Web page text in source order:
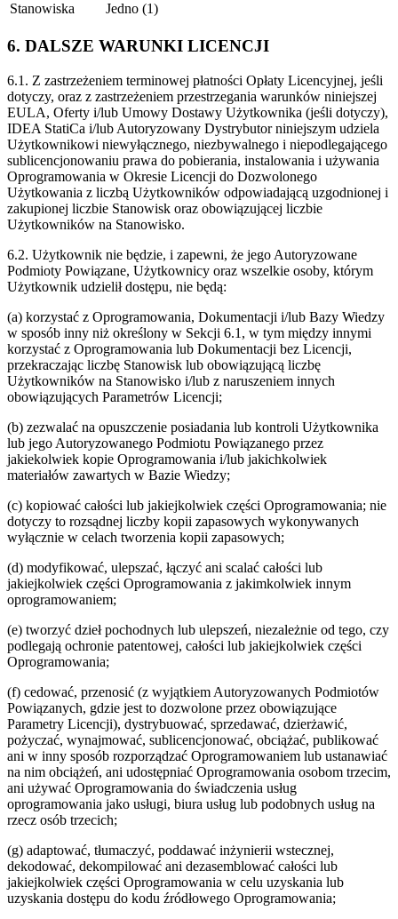
Stanowiska
Jedno (1)
6. DALSZE WARUNKI LICENCJI
6.1. Z zastrzeżeniem terminowej płatności Opłaty Licencyjnej, jeśli
dotyczy, oraz z zastrzeżeniem przestrzegania warunków niniejszej
EULA, Oferty i/lub Umowy Dostawy Użytkownika (jeśli dotyczy),
IDEA StatiCa i/lub Autoryzowany Dystrybutor niniejszym udziela
Użytkownikowi niewyłącznego, niezbywalnego i niepodlegającego
sublicencjonowaniu prawa do pobierania, instalowania i używania
Oprogramowania w Okresie Licencji do Dozwolonego
Użytkowania z liczbą Użytkowników odpowiadającą uzgodnionej i
zakupionej liczbie Stanowisk oraz obowiązującej liczbie
Użytkowników na Stanowisko.
6.2. Użytkownik nie będzie, i zapewni, że jego Autoryzowane
Podmioty Powiązane, Użytkownicy oraz wszelkie osoby, którym
Użytkownik udzielił dostępu, nie będą:
(a) korzystać z Oprogramowania, Dokumentacji i/lub Bazy Wiedzy
w sposób inny niż określony w Sekcji 6.1, w tym między innymi
korzystać z Oprogramowania lub Dokumentacji bez Licencji,
przekraczając liczbę Stanowisk lub obowiązującą liczbę
Użytkowników na Stanowisko i/lub z naruszeniem innych
obowiązujących Parametrów Licencji;
(b) zezwalać na opuszczenie posiadania lub kontroli Użytkownika
lub jego Autoryzowanego Podmiotu Powiązanego przez
jakiekolwiek kopie Oprogramowania i/lub jakichkolwiek
materiałów zawartych w Bazie Wiedzy;
(c) kopiować całości lub jakiejkolwiek części Oprogramowania; nie
dotyczy to rozsądnej liczby kopii zapasowych wykonywanych
wyłącznie w celach tworzenia kopii zapasowych;
(d) modyfikować, ulepszać, łączyć ani scalać całości lub
jakiejkolwiek części Oprogramowania z jakimkolwiek innym
oprogramowaniem;
(e) tworzyć dzieł pochodnych lub ulepszeń, niezależnie od tego, czy
podlegają ochronie patentowej, całości lub jakiejkolwiek części
Oprogramowania;
(f) cedować, przenosić (z wyjątkiem Autoryzowanych Podmiotów
Powiązanych, gdzie jest to dozwolone przez obowiązujące
Parametry Licencji), dystrybuować, sprzedawać, dzierżawić,
pożyczać, wynajmować, sublicencjonować, obciążać, publikować
ani w inny sposób rozporządzać Oprogramowaniem lub ustanawiać
na nim obciążeń, ani udostępniać Oprogramowania osobom trzecim,
ani używać Oprogramowania do świadczenia usług
oprogramowania jako usługi, biura usług lub podobnych usług na
rzecz osób trzecich;
(g) adaptować, tłumaczyć, poddawać inżynierii wstecznej,
dekodować, dekompilować ani dezasemblować całości lub
jakiejkolwiek części Oprogramowania w celu uzyskania lub
uzyskania dostępu do kodu źródłowego Oprogramowania;